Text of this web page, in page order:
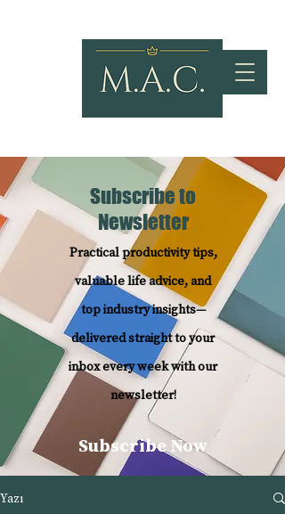
Subscribe to
Newsletter
Practical productivity tips,
valuable life advice, and
top industry insights—
delivered straight to your
inbox every week with our
newsletter!
Subscribe Now
Yazı